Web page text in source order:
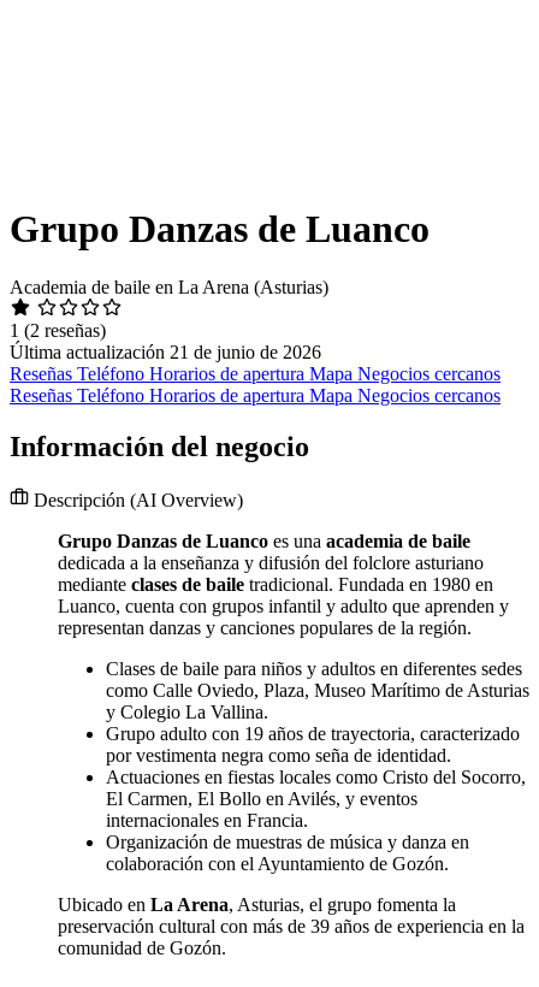
Grupo Danzas de Luanco
Academia de baile en La Arena (Asturias)
1 (2 reseñas)
Última actualización 21 de junio de 2026
Reseñas Teléfono Horarios de apertura Mapa Negocios cercanos
Reseñas Teléfono Horarios de apertura Mapa Negocios cercanos
Información del negocio
Descripción (AI Overview)
Grupo Danzas de Luanco es una academia de baile
dedicada a la enseñanza y difusión del folclore asturiano
mediante clases de baile tradicional. Fundada en 1980 en
Luanco, cuenta con grupos infantil y adulto que aprenden y
representan danzas y canciones populares de la región.
Clases de baile para niños y adultos en diferentes sedes
como Calle Oviedo, Plaza, Museo Marítimo de Asturias
y Colegio La Vallina.
Grupo adulto con 19 años de trayectoria, caracterizado
por vestimenta negra como seña de identidad.
Actuaciones en fiestas locales como Cristo del Socorro,
El Carmen, El Bollo en Avilés, y eventos
internacionales en Francia.
Organización de muestras de música y danza en
colaboración con el Ayuntamiento de Gozón.
Ubicado en La Arena, Asturias, el grupo fomenta la
preservación cultural con más de 39 años de experiencia en la
comunidad de Gozón.